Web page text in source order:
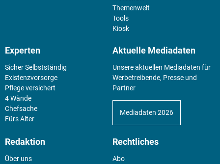
Themenwelt
Tools
Kiosk
Experten
Sicher Selbstständig
Existenz­vorsorge
Pflege versichert
4 Wände
Chefsache
Fürs Alter
Aktuelle Mediadaten
Unsere aktuellen Mediadaten für
Werbetreibende, Presse und
Partner
Mediadaten 2026
Redaktion
Über uns
Rechtliches
Abo